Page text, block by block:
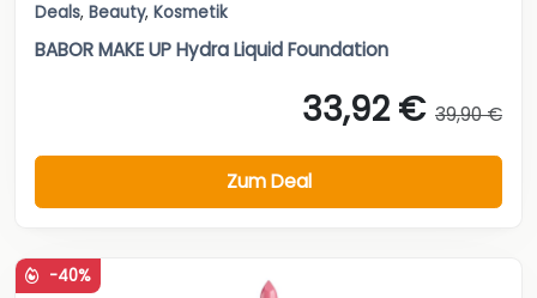
Deals, Beauty, Kosmetik
BABOR MAKE UP Hydra Liquid Foundation
33,92 € 39,90 €
Zum Deal
-40%